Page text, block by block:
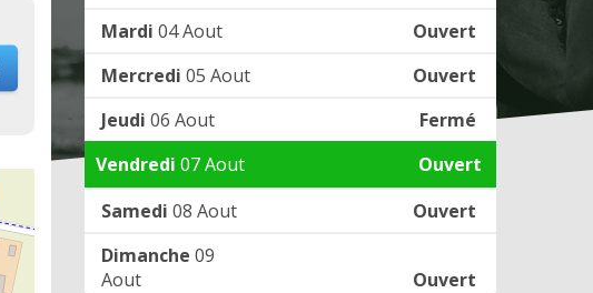
Mardi 04 Aout
Ouvert
Mercredi 05 Aout
Ouvert
Jeudi 06 Aout
Fermé
Vendredi 07 Aout
Ouvert
Samedi 08 Aout
Ouvert
Dimanche 09
Aout
Ouvert